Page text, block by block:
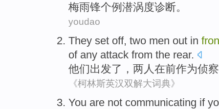
梅雨锋个例潜涡度诊断。
youdao
They set off, two men out in
of any attack from the rear.
他们出发了， 两人在前作为侦
《柯林斯英汉双解大词典》
You are not communicating if